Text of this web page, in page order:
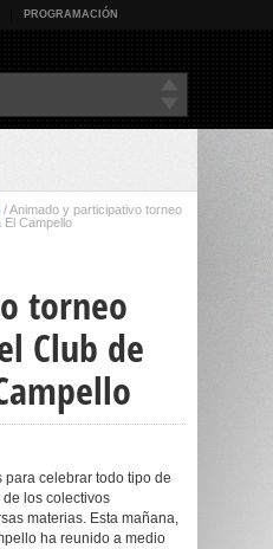
PROGRAMACIÓN
/Animado y participativo torneo
El Campello
torneo
Club de
para celebrar todo tipo de
los colectivos
materias. Esta mañana,
ha reunido a medio